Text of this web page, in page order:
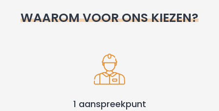
WAAROM VOOR ONS KIEZEN?
1 aanspreekpunt